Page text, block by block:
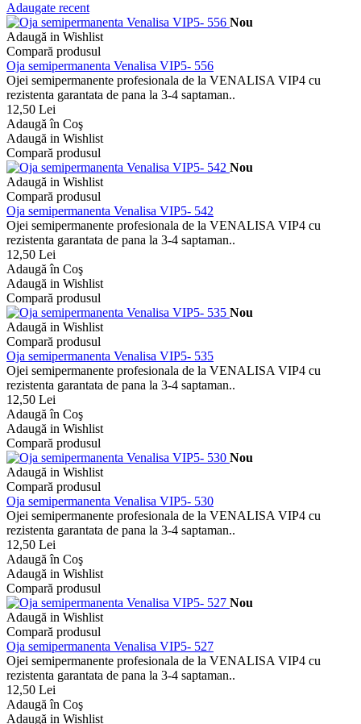
Adaugate recent
Nou
Adaugă in Wishlist
Compară produsul
Oja semipermanenta Venalisa VIP5- 556
Ojei semipermanente profesionala de la VENALISA VIP4 cu
rezistenta garantata de pana la 3-4 saptaman..
12,50 Lei
Adaugă în Coş
Adaugă in Wishlist
Compară produsul
Nou
Adaugă in Wishlist
Compară produsul
Oja semipermanenta Venalisa VIP5- 542
Ojei semipermanente profesionala de la VENALISA VIP4 cu
rezistenta garantata de pana la 3-4 saptaman..
12,50 Lei
Adaugă în Coş
Adaugă in Wishlist
Compară produsul
Nou
Adaugă in Wishlist
Compară produsul
Oja semipermanenta Venalisa VIP5- 535
Ojei semipermanente profesionala de la VENALISA VIP4 cu
rezistenta garantata de pana la 3-4 saptaman..
12,50 Lei
Adaugă în Coş
Adaugă in Wishlist
Compară produsul
Nou
Adaugă in Wishlist
Compară produsul
Oja semipermanenta Venalisa VIP5- 530
Ojei semipermanente profesionala de la VENALISA VIP4 cu
rezistenta garantata de pana la 3-4 saptaman..
12,50 Lei
Adaugă în Coş
Adaugă in Wishlist
Compară produsul
Nou
Adaugă in Wishlist
Compară produsul
Oja semipermanenta Venalisa VIP5- 527
Ojei semipermanente profesionala de la VENALISA VIP4 cu
rezistenta garantata de pana la 3-4 saptaman..
12,50 Lei
Adaugă în Coş
Adaugă in Wishlist